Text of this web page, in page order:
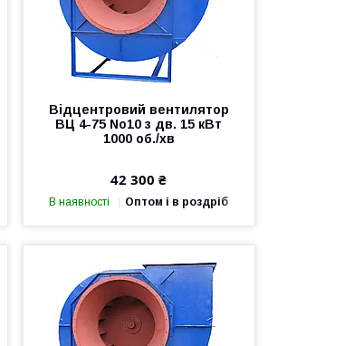
Відцентровий вентилятор
ВЦ 4-75 No10 з дв. 15 кВт
1000 об./хв
42 300 ₴
В наявності Оптом і в роздріб